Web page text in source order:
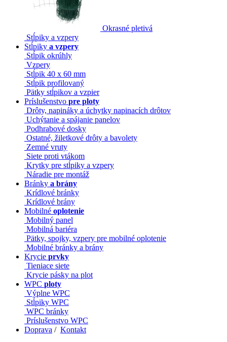
Okrasné pletivá
Stĺpiky a vzpery
Stĺpiky a vzpery
Stĺpik okrúhly
Vzpery
Stĺpik 40 x 60 mm
Stĺpik profilovaný
Pätky stĺpikov a vzpier
Príslušenstvo pre ploty
Drôty, napináky a úchytky napinacích drôtov
Uchýtanie a spájanie panelov
Podhrabové dosky
Ostatné, žiletkové drôty a bavolety
Zemné vruty
Siete proti vtákom
Krytky pre stĺpiky a vzpery
Náradie pre montáž
Bránky a brány
Krídlové bránky
Krídlové brány
Mobilné oplotenie
Mobilný panel
Mobilná bariéra
Pätky, spojky, vzpery pre mobilné oplotenie
Mobilné bránky a brány
Krycie prvky
Tieniace siete
Krycie pásky na plot
WPC ploty
Výplne WPC
Stĺpiky WPC
WPC bránky
Príslušenstvo WPC
Doprava / Kontakt